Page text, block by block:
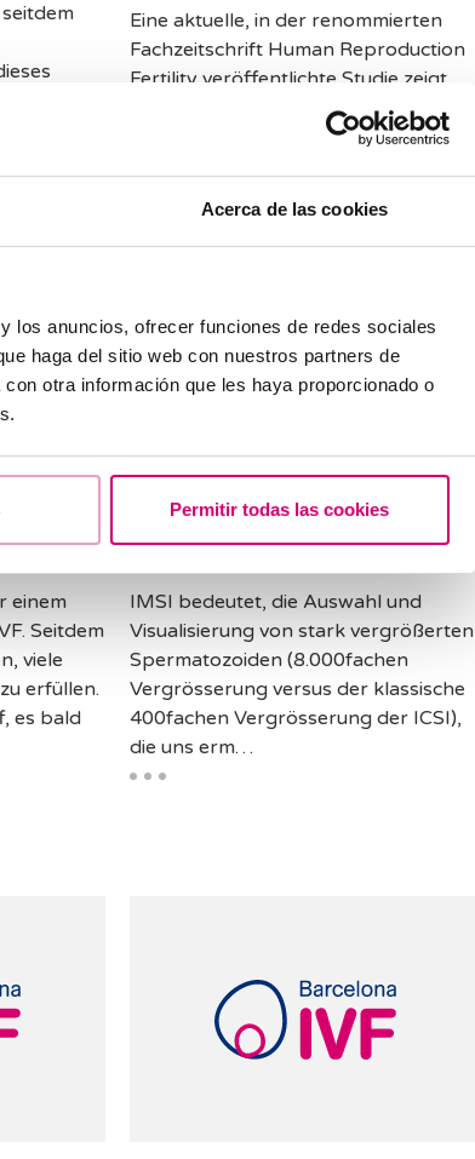
Acerca de las cookies
los anuncios, ofrecer funciones de redes sociales
haga del sitio web con nuestros partners de
otra información que les haya proporcionado o
Permitir todas las cookies
Eine aktuelle, in der renommierten
Fachzeitschrift Human Reproduction
Fertility veröffentlichte Studie zeigt,
dass die Gründe der britischen
Patienten für eine Behandlung im
einem
Seitdem
viele
erfüllen.
es bald
Wussten Sie, was IMSI
IMSI bedeutet, die Auswahl und
Visualisierung von stark vergrößerten
Spermatozoiden (8.000fachen
Vergrösserung versus der klassische
400fachen Vergrösserung der ICSI),
die uns erm…